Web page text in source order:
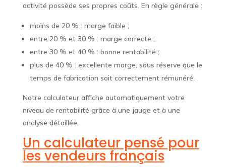
activité possède ses propres coûts. En règle générale :
moins de 20 % : marge faible ;
entre 20 % et 30 % : marge correcte ;
entre 30 % et 40 % : bonne rentabilité ;
plus de 40 % : excellente marge, sous réserve que le
temps de fabrication soit correctement rémunéré.
Notre calculateur affiche automatiquement votre
niveau de rentabilité grâce à une jauge et à une
analyse détaillée.
Un calculateur pensé pour
les vendeurs français